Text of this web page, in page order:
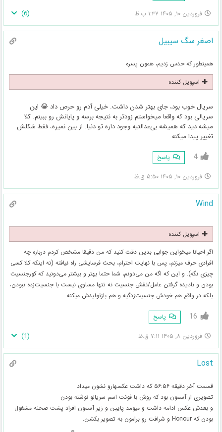
فروردین ۱۰, ۱۴۰۵ ۱:۳۷ ب.ظ (
6
)
اصغر سگ سیبیل
همینطور که حدس زدیم، همون پسره
اسپویل کننده
سریال خوب بود، جای بهتر شدن داشت. خیلی آدم رو حرص داد 😂 این
سریالی بود که واقعا میخواستم زودتر به نتیجه برسه و پایانش رو ببینم. کلا
میشه دید که همیشه بی‌عدالتیه وجود داره تو دنیا. از بین نمیره، فقط شکلش
تغییر پیدا میکنه.
4 پاسخ
فروردین ۱۰, ۱۴۰۵ ۵:۵۰ ق.ظ
Wind
اسپویل کننده
اگر احیانا میخواین جوابی بدین دقت کنید که من دقیقا مشخص کردم درباره چه
افرادی حرف میزنم، پس با نهایت احترام، بحث فرسایشی راه نیافته (نه اینکه کلا کسی
چیزی نگه). و این که اگه من می‌دونم، شما حتما بهتر و بیشتر می‌دونید که کور‌جنسیت
بودن و نادیده گرفتن عامل/نقش جنسیت نه تنها مساوی نیست با جنسیت‌زده نبودن،
بلکه در واقع هم خودش جنسیت‌زدگیه و هم بازتولیدش میکنه.
16 پاسخ
فروردین ۸, ۱۴۰۵ ۷:۱۱ ق.ظ (
1
)
Lost
قسمت آخر دقیقه ۵۶:۵۶ که داشت عکسهارو نشون میداد
تصویری از آسمون بود که روش با فونت اسم سریالو نوشته بودن
و بعدش عکس ادامه داشت و میومد پایین و زیر آسمون افراد پشت صحنه مشغول
بودن که Honour و شرافت رو برامون به تصویر بکشن.